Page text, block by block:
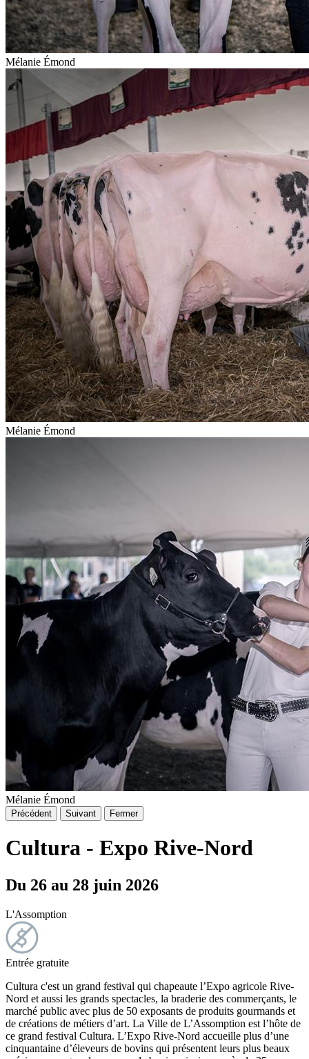
Mélanie Émond
Mélanie Émond
Mélanie Émond
Précédent Suivant Fermer
Cultura - Expo Rive-Nord
Du 26 au 28 juin 2026
L'Assomption
Entrée gratuite
Cultura c'est un grand festival qui chapeaute l’Expo agricole Rive-
Nord et aussi les grands spectacles, la braderie des commerçants, le
marché public avec plus de 50 exposants de produits gourmands et
de créations de métiers d’art. La Ville de L’Assomption est l’hôte de
ce grand festival Cultura. L’Expo Rive-Nord accueille plus d’une
cinquantaine d’éleveurs de bovins qui présentent leurs plus beaux